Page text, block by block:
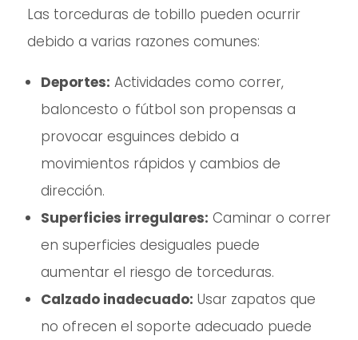
Las torceduras de tobillo pueden ocurrir
debido a varias razones comunes:
Deportes: Actividades como correr,
baloncesto o fútbol son propensas a
provocar esguinces debido a
movimientos rápidos y cambios de
dirección.
Superficies irregulares: Caminar o correr
en superficies desiguales puede
aumentar el riesgo de torceduras.
Calzado inadecuado: Usar zapatos que
no ofrecen el soporte adecuado puede